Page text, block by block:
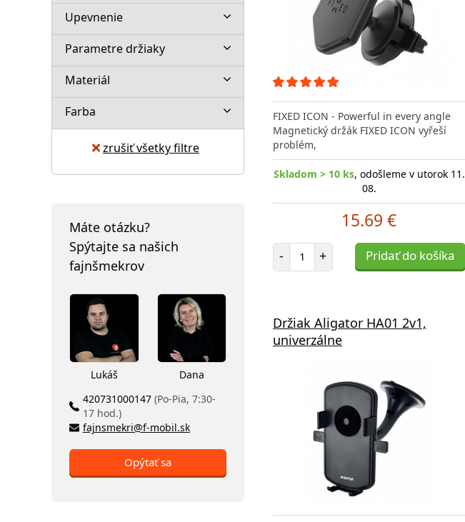
Upevnenie
Parametre držiaky
Materiál
Farba
zrušiť všetky filtre
Máte otázku?
Spýtajte sa našich
fajnšmekrov
Lukáš
Dana
420731000147 (Po-Pia, 7:30-
17 hod.)
fajnsmekri@f-mobil.sk
Opýtať sa
FIXED ICON - Powerful in every angle
Magnetický držák FIXED ICON vyřeší
problém,
Skladom > 10 ks, odošleme v utorok 11.
08.
15.69 €
- Počet položiek
+ Pridať do košíka
Držiak Aligator HA01 2v1,
univerzálne